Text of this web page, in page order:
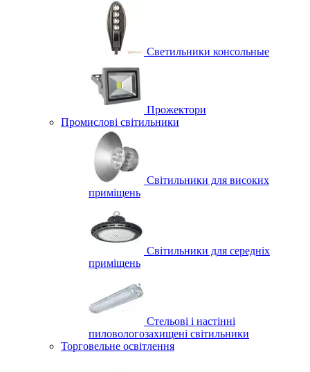
Светильники консольные
Прожектори
Промислові світильники
Світильники для високих
приміщень
Світильники для середніх
приміщень
Стельові і настінні
пиловологозахищені світильники
Торговельне освітлення